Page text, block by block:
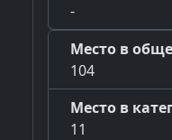
-
Место в
104
Место в
11